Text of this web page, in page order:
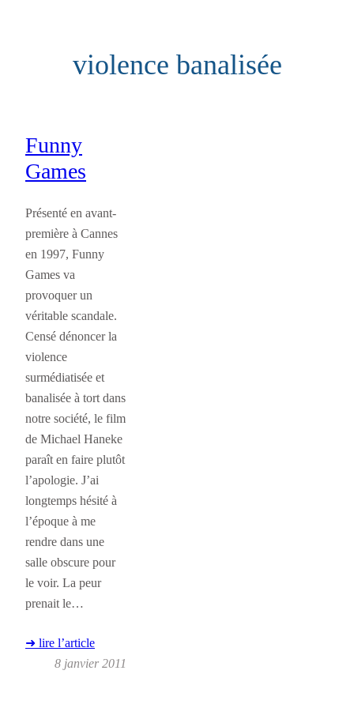
violence banalisée
Funny
Games
Présenté en avant-
première à Cannes
en 1997, Funny
Games va
provoquer un
véritable scandale.
Censé dénoncer la
violence
surmédiatisée et
banalisée à tort dans
notre société, le film
de Michael Haneke
paraît en faire plutôt
l’apologie. J’ai
longtemps hésité à
l’époque à me
rendre dans une
salle obscure pour
le voir. La peur
prenait le…
➜ lire l’article
8 janvier 2011